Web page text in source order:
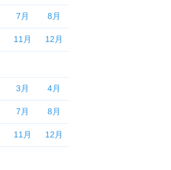
7月 8月
11月 12月
3月 4月
7月 8月
11月 12月